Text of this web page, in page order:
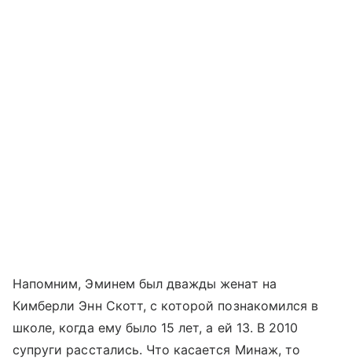
Напомним, Эминем был дважды женат на
Кимберли Энн Скотт, с которой познакомился в
школе, когда ему было 15 лет, а ей 13. В 2010
супруги расстались. Что касается Минаж, то